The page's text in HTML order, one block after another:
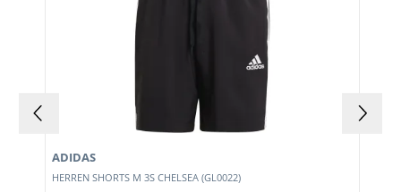
HERREN SHORTS M 3S CHELSEA (GL0022)
ADIDAS